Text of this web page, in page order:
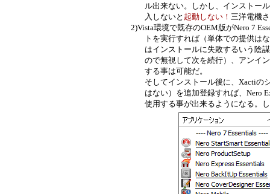
ル出来ない。しかし、インストー
入しないと 起動しない！ 三洋電機
2)Vista環境で既存のOEM版がNero 7
ト を実行すれば（単体での提供は
はインス トールに失敗するいう陰
ので無視して次を続行） 、アンイ
する事は可能だ。
そしてインストール後に、 Xactiの
はない）を追加登録すれば、 Nero
使用する事が出来るようになる。